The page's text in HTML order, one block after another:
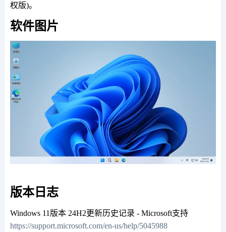
权版)。
软件图片
版本日志
Windows 11版本 24H2更新历史记录 - Microsoft支持
https://support.microsoft.com/en-us/help/5045988